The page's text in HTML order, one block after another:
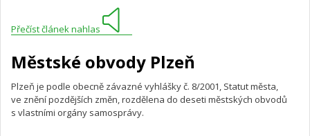
Přečíst článek nahlas
Městské obvody Plzeň
Plzeň je podle obecně závazné vyhlášky č. 8/2001, Statut města,
ve znění pozdějších změn, rozdělena do deseti městských obvodů
s vlastními orgány samosprávy.